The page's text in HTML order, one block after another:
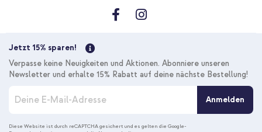
Jetzt 15% sparen!
Verpasse keine Neuigkeiten und Aktionen. Abonniere unseren
Newsletter und erhalte 15% Rabatt auf deine nächste Bestellung!
d
Anmelden
Diese Website ist durch reCAPTCHA gesichert und es gelten dieGoogle-